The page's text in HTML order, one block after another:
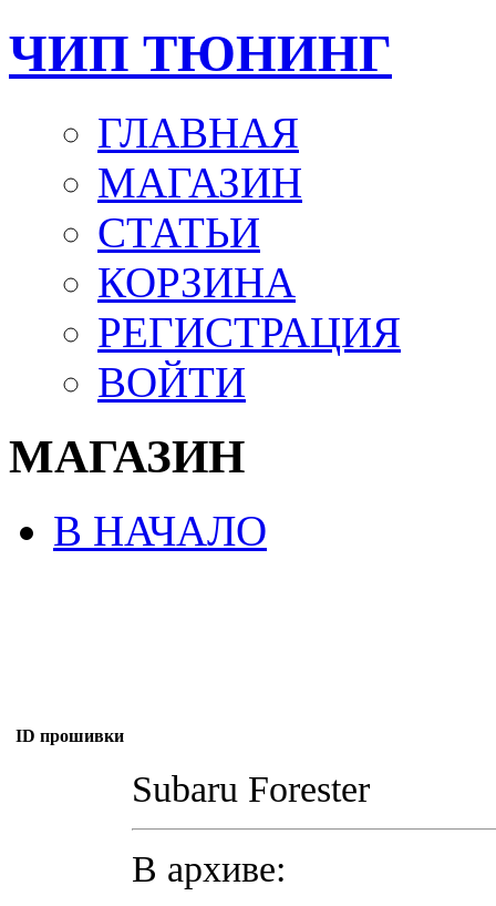
ЧИП ТЮНИНГ
ГЛАВНАЯ
МАГАЗИН
СТАТЬИ
КОРЗИНА
РЕГИСТРАЦИЯ
ВОЙТИ
МАГАЗИН
В НАЧАЛО
ID прошивки
Subaru Forester
В архиве: